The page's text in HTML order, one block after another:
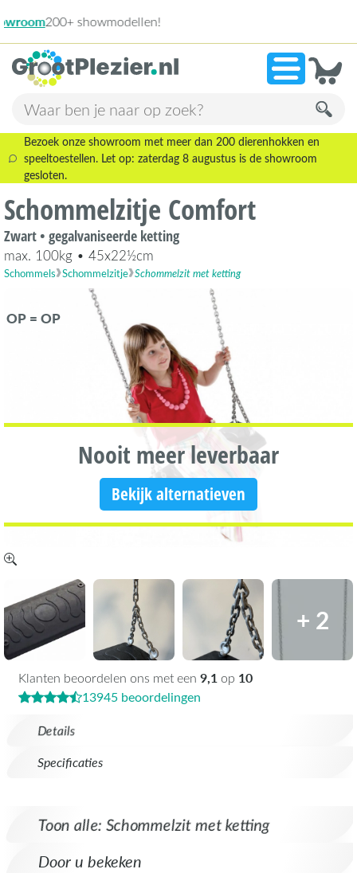
»13.945
Bezoek onze showroom met meer dan 200 dierenhokken en
speeltoestellen. Let op: zaterdag 8 augustus is de showroom
gesloten.
Schommelzitje Comfort
Zwart • gegalvaniseerde ketting
max. 100kg • 45x22½cm
Schommels Schommelzitje Schommelzit met ketting
OP = OP
Nooit meer leverbaar
Bekijk alternatieven
+ 2
Details
Specificaties
Klanten beoordelen ons met een 9,1 op 10
13945 beoordelingen
Toon alle: Schommelzit met ketting
Door u bekeken